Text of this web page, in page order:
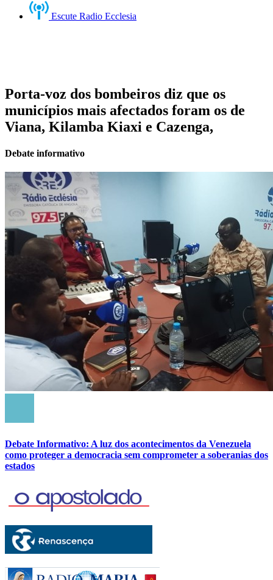
Escute Radio Ecclesia
Porta-voz dos bombeiros diz que os
municípios mais afectados foram os de
Viana, Kilamba Kiaxi e Cazenga,
Debate informativo
Debate Informativo: A luz dos acontecimentos da Venezuela
como proteger a democracia sem comprometer a soberanias dos
estados